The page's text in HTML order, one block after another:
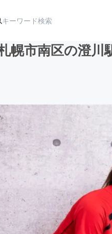
アート・写真
テクノロジー・ガジェット
映像・映画
ビジネス・起業
幌市南区の澄川